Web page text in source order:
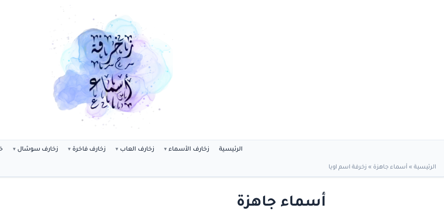
الرئيسية زخارف الأسماء زخارف العاب زخارف فاخرة زخارف سوشال
الرئيسية » أسماء جاهزة » زخرفة اسم اويا
أسماء جاهزة